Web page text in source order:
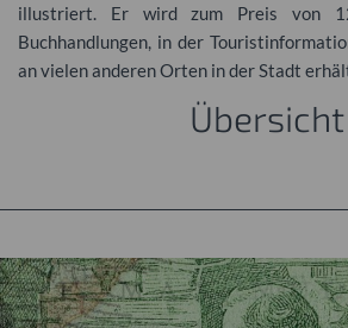
illustriert. Er wird zum Preis von
Buchhandlungen, in der
an vielen anderen Orten in der Stadt
Übersicht